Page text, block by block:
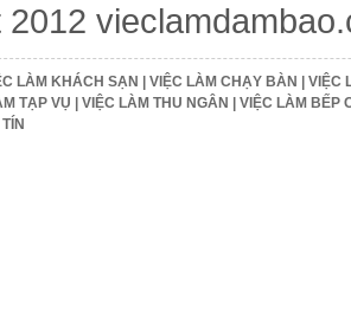
LÀM KHÁCH SẠN VIỆC LÀM CHẠY BÀN
VIỆC
TẠP VỤ VIỆC LÀM THU NGÂN
VIỆC LÀM BẾP